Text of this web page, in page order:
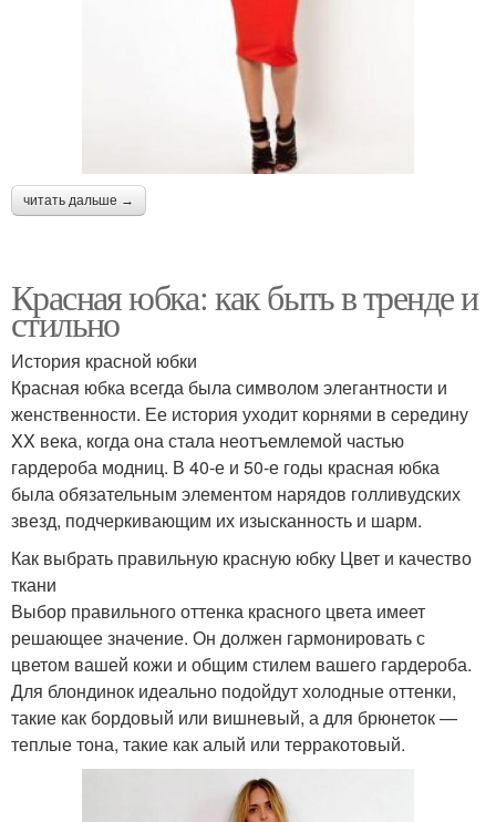
читать дальше →
Красная юбка: как быть в тренде и
стильно
История красной юбки
Красная юбка всегда была символом элегантности и
женственности. Ее история уходит корнями в середину
XX века, когда она стала неотъемлемой частью
гардероба модниц. В 40-е и 50-е годы красная юбка
была обязательным элементом нарядов голливудских
звезд, подчеркивающим их изысканность и шарм.
Как выбрать правильную красную юбку Цвет и качество
ткани
Выбор правильного оттенка красного цвета имеет
решающее значение. Он должен гармонировать с
цветом вашей кожи и общим стилем вашего гардероба.
Для блондинок идеально подойдут холодные оттенки,
такие как бордовый или вишневый, а для брюнеток —
теплые тона, такие как алый или терракотовый.